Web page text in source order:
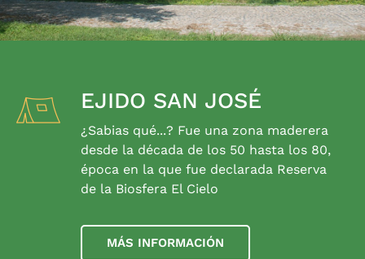
EJIDO SAN JOSÉ
¿Sabias qué...? Fue una zona maderera
desde la década de los 50 hasta los 80,
época en la que fue declarada Reserva
de la Biosfera El Cielo
MÁS INFORMACIÓN